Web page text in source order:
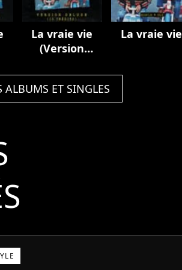
La vraie vie
(Version
inédits)
La vraie vie
ALBUMS ET SINGLES